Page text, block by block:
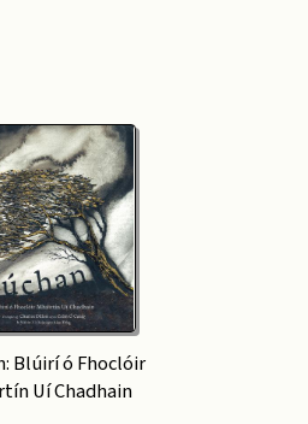
Blúirí ó Fhoclóir
Uí Chadhain